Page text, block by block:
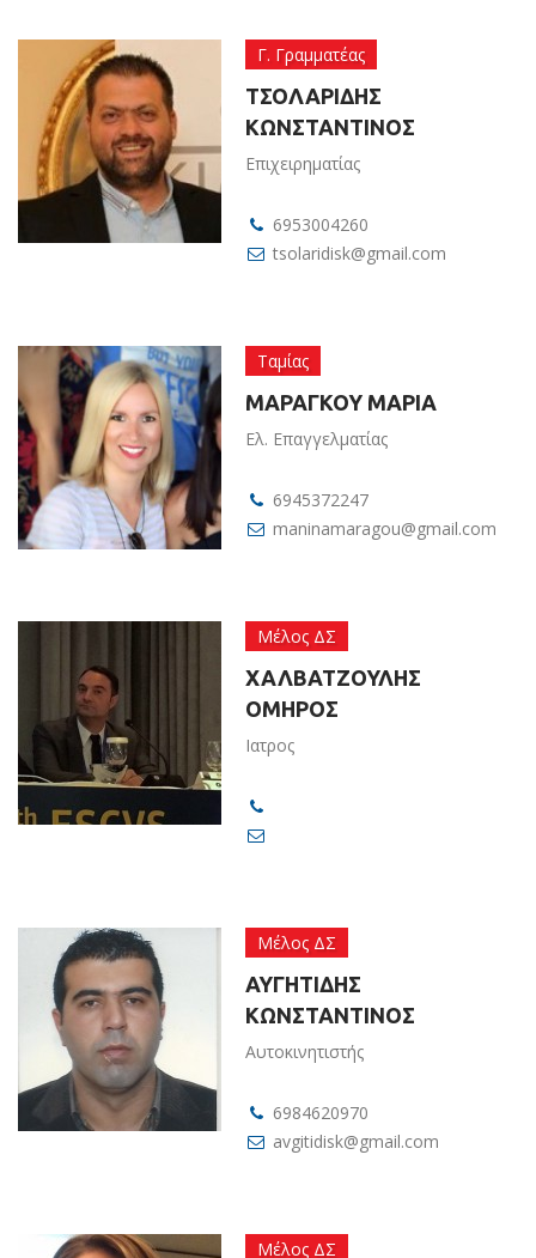
Γ. Γραμματέας
ΤΣΟΛΑΡΙΔΗΣ
ΚΩΝΣΤΑΝΤΙΝΟΣ
Επιχειρηματίας
6953004260
tsolaridisk@gmail.com
Ταμίας
ΜΑΡΑΓΚΟΥ ΜΑΡΙΑ
Ελ. Επαγγελματίας
6945372247
maninamaragou@gmail.com
Μέλος ΔΣ
ΧΑΛΒΑΤΖΟΥΛΗΣ
ΟΜΗΡΟΣ
Ιατρος
Μέλος ΔΣ
ΑΥΓΗΤΙΔΗΣ
ΚΩΝΣΤΑΝΤΙΝΟΣ
Αυτοκινητιστής
6984620970
avgitidisk@gmail.com
Μέλος ΔΣ